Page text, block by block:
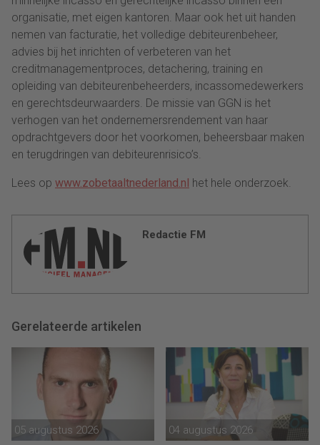
organisatie, met eigen kantoren. Maar ook het uit handen
nemen van facturatie, het volledige debiteurenbeheer,
advies bij het inrichten of verbeteren van het
creditmanagementproces, detachering, training en
opleiding van debiteurenbeheerders, incassomedewerkers
en gerechtsdeurwaarders. De missie van GGN is het
verhogen van het ondernemersrendement van haar
opdrachtgevers door het voorkomen, beheersbaar maken
en terugdringen van debiteurenrisico’s.
Lees op www.zobetaaltnederland.nl het hele onderzoek.
Redactie FM
Gerelateerde artikelen
05 augustus 2026 04 augustus 2026